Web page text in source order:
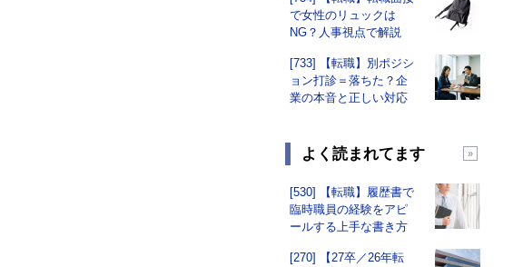
で女性のリュックは
NG？人事視点で解説
[733] 【転職】別ポジシ
ョン打診＝落ちた？企
業の本音と正しい対応
よく読まれてます
[530] 【転職】履歴書で
臨時職員の経験をアピ
ールする上手な書き方
[270] 【27卒／26年転